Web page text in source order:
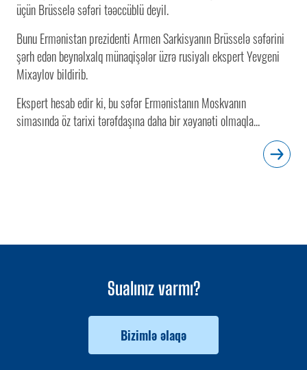
üçün Brüsselə səfəri təəccüblü deyil.
Bunu Ermənistan prezidenti Armen Sarkisyanın Brüsselə səfərini
şərh edən beynəlxalq münaqişələr üzrə rusiyalı ekspert Yevgeni
Mixaylov bildirib.
Ekspert hesab edir ki, bu səfər Ermənistanın Moskvanın
simasında öz tarixi tərəfdaşına daha bir xəyanəti olmaqla...
Sualınız varmı?
Bizimlə əlaqə